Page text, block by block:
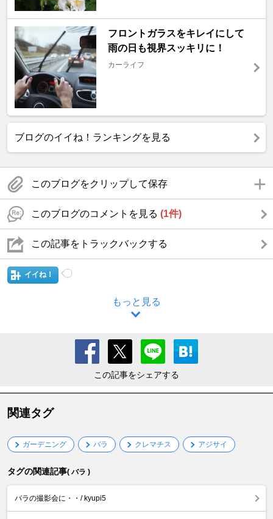
フロントガラスをキレイにして
雨の日も視界スッキリに！
カーライフ
ブログのイイね！ランキングを見る
このブログをクリップして保存
このブログのコメントを見る (1件)
この記事をトラックバックする
イイね！
もっと見る
この記事をシェアする
関連タグ
ガーデニング バラ クレマチス アジサイ
タグの関連記事( バラ )
バラの撮影会に・・/ kyupi5